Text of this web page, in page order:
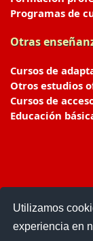
Utilizamos
experiencia en
Programas de
Otras
Cursos de
Otros estudios
Cursos de
Educación